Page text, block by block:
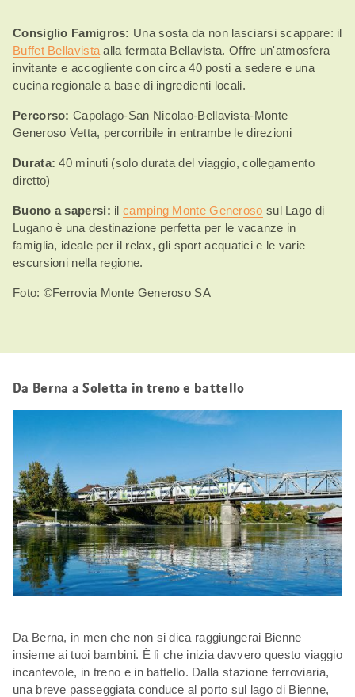
Consiglio Famigros: Una sosta da non lasciarsi scappare: il
Buffet Bellavista alla fermata Bellavista. Offre un'atmosfera
invitante e accogliente con circa 40 posti a sedere e una
cucina regionale a base di ingredienti locali.
Percorso: Capolago-San Nicolao-Bellavista-Monte
Generoso Vetta, percorribile in entrambe le direzioni
Durata:40 minuti (solo durata del viaggio, collegamento
diretto)
Buono a sapersi: ilcamping Monte Generoso sul Lago di
Lugano è una destinazione perfetta per le vacanze in
famiglia, ideale per il relax, gli sport acquatici e le varie
escursioni nella regione.
Foto: ©Ferrovia Monte Generoso SA
Da Berna a Soletta in treno e battello
Da Berna, in men che non si dica raggiungerai Bienne
insieme ai tuoi bambini. È lì che inizia davvero questo viaggio
incantevole, in treno e in battello. Dalla stazione ferroviaria,
una breve passeggiata conduce al porto sul lago di Bienne,